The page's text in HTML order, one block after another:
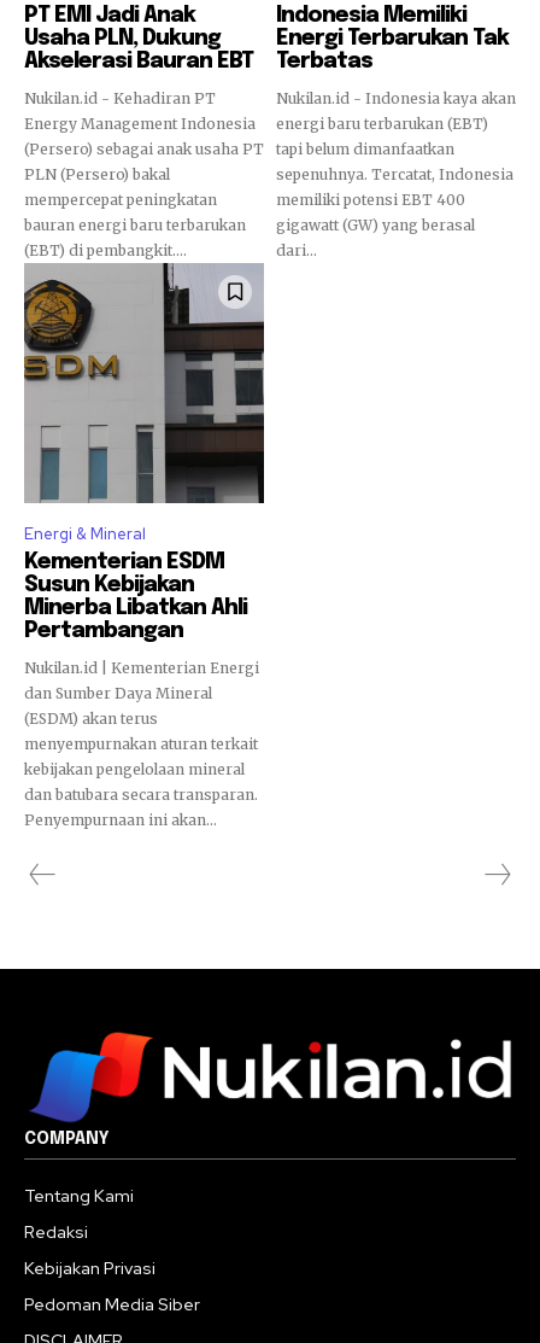
PT EMI Jadi Anak
Usaha PLN, Dukung
Akselerasi Bauran EBT
Nukilan.id - Kehadiran PT
Energy Management Indonesia
(Persero) sebagai anak usaha PT
PLN (Persero) bakal
mempercepat peningkatan
bauran energi baru terbarukan
(EBT) di pembangkit....
Indonesia Memiliki
Energi Terbarukan Tak
Terbatas
Nukilan.id - Indonesia kaya akan
energi baru terbarukan (EBT)
tapi belum dimanfaatkan
sepenuhnya. Tercatat, Indonesia
memiliki potensi EBT 400
gigawatt (GW) yang berasal
dari...
Energi & Mineral
Kementerian ESDM
Susun Kebijakan
Minerba Libatkan Ahli
Pertambangan
Nukilan.id | Kementerian Energi
dan Sumber Daya Mineral
(ESDM) akan terus
menyempurnakan aturan terkait
kebijakan pengelolaan mineral
dan batubara secara transparan.
Penyempurnaan ini akan...
COMPANY
Tentang Kami
Redaksi
Kebijakan Privasi
Pedoman Media Siber